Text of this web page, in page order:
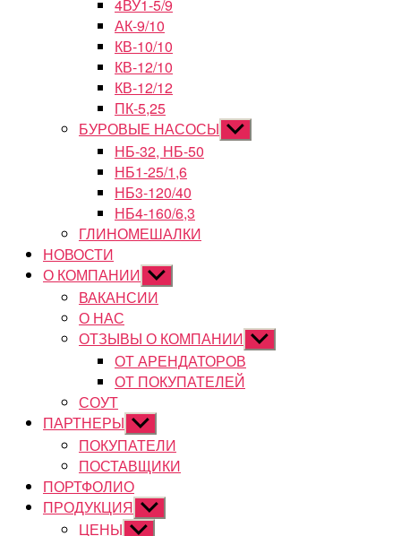
4ВУ1-5/9
АК-9/10
КВ-10/10
КВ-12/10
КВ-12/12
ПК-5,25
БУРОВЫЕ НАСОСЫ Показывать
подменю
НБ-32, НБ-50
НБ1-25/1,6
НБ3-120/40
НБ4-160/6,3
ГЛИНОМЕШАЛКИ
НОВОСТИ
О КОМПАНИИ Показывать
подменю
ВАКАНСИИ
О НАС
ОТЗЫВЫ О КОМПАНИИ Показывать
подменю
ОТ АРЕНДАТОРОВ
ОТ ПОКУПАТЕЛЕЙ
СОУТ
ПАРТНЕРЫ Показывать
подменю
ПОКУПАТЕЛИ
ПОСТАВЩИКИ
ПОРТФОЛИО
ПРОДУКЦИЯ Показывать
подменю
ЦЕНЫ Показывать